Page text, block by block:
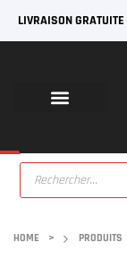
LIVRAISON GRATUITE
HOME > PRODUITS